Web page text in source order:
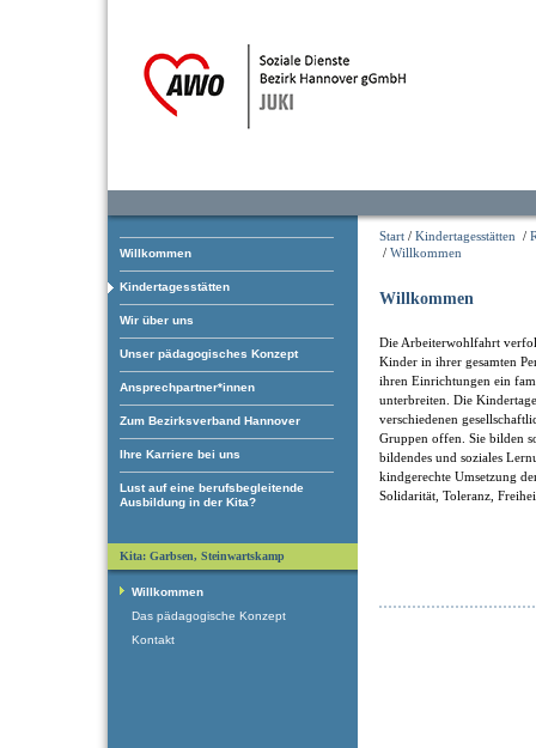
Willkommen
Kindertagesstätten
Wir über uns
Unser pädagogisches Konzept
Ansprechpartner*innen
Zum Bezirksverband Hannover
Ihre Karriere bei uns
Lust auf eine berufsbegleitende
Ausbildung in der Kita?
Start / Kindertagesstätten /
/ Willkommen
Willkommen
Die Arbeiterwohlfahrt
Kinder in ihrer gesamten
ihren Einrichtungen ein
unterbreiten. Die
verschiedenen
Gruppen offen. Sie bilden
bildendes und soziales
kindgerechte Umsetzung
Solidarität, Toleranz,
Kita: Garbsen, Steinwartskamp
Willkommen
Das pädagogische Konzept
Kontakt